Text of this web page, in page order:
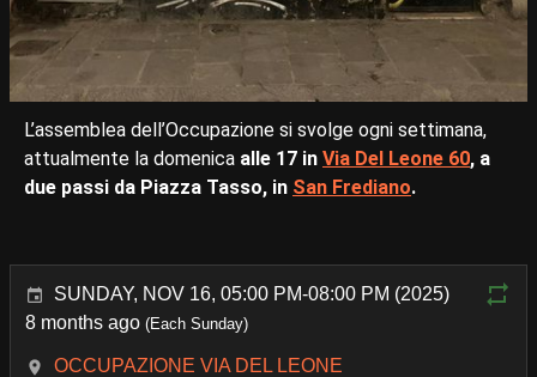
L’assemblea dell’Occupazione si svolge ogni settimana,
attualmente la domenica alle 17 in Via Del Leone 60, a
due passi da Piazza Tasso, in San Frediano.
SUNDAY, NOV 16, 05:00 PM-08:00 PM (2025)
8 months ago (Each Sunday)
OCCUPAZIONE VIA DEL LEONE